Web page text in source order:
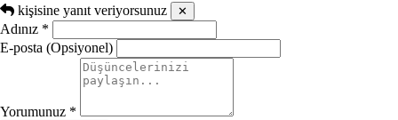
kişisine yanıt veriyorsunuz ✕
Adınız *
E-posta (Opsiyonel)
Yorumunuz *